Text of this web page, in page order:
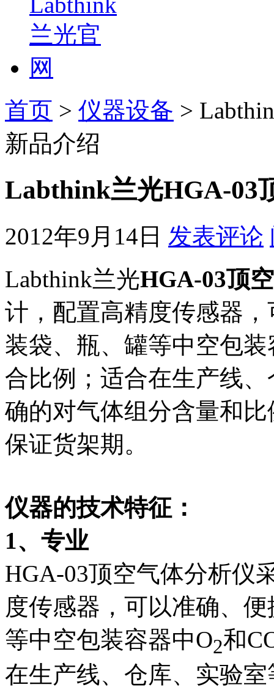
首页 > 仪器设备 >
新品介绍
Labthink兰光HGA-03
2012年9月14日 发表评论
Labthink兰光HGA-03顶
计，配置高精度传感器
装袋、瓶、罐等中空包
合比例；适合在生产线
确的对气体组分含量和
保证货架期。
仪器的技术特征：
1、专业
HGA-03顶空气体分析仪
度传感器，可以准确、
等中空包装容器中O2和
在生产线、仓库、实验